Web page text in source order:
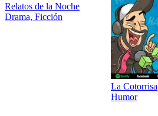
Relatos de la Noche
Drama, Ficción
La Cotorrisa
Humor